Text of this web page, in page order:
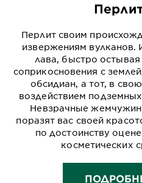
Перлит своим
извержениям вулканов.
лава, быстро остывая
соприкосновения с
обсидиан, а тот, в
воздействием
Невзрачные
поразят вас своей
по достоинству
косметических